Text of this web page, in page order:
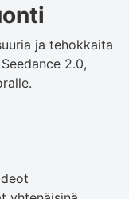
ja tehokkaita
2.0,